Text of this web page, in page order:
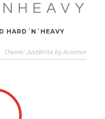
HARD´N´HEAVY
Theme: JustWrite byAcosmin